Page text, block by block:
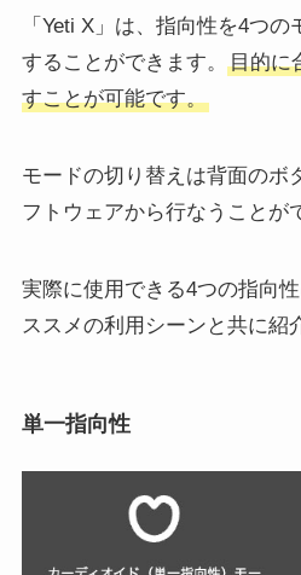
「Yeti X」は、指向性を4つ
することができます。
目的に
すことが可能です。
モードの切り替えは背面のボ
フトウェアから行なうことが
実際に使用できる4つの指向
ススメの利用シーンと共に紹
単一指向性